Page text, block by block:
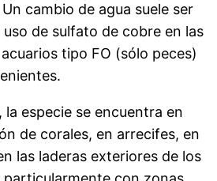
cambio de agua suele ser
de sulfato de cobre en las
tipo FO (sólo peces)
especie se encuentra en
de corales, en arrecifes, en
las laderas exteriores de los